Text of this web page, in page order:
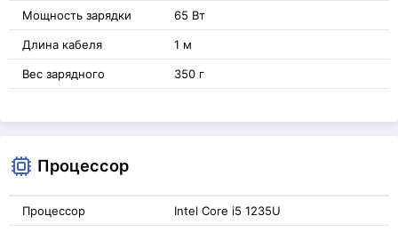
Мощность зарядки 65 Вт
Длина кабеля 1 м
Вес зарядного 350 г
Процессор
Процессор Intel Core i5 1235U